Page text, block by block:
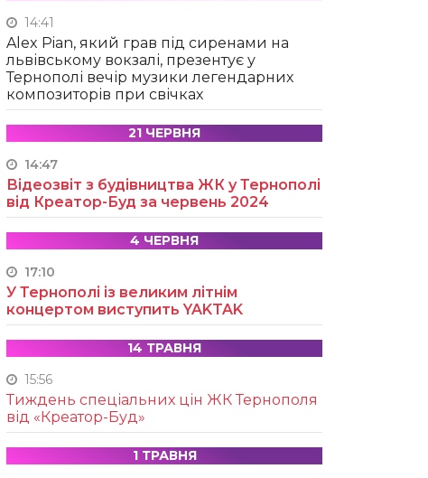
14:41
Alex Pian, який грав під сиренами на
львівському вокзалі, презентує у
Тернополі вечір музики легендарних
композиторів при свічках
21 ЧЕРВНЯ
14:47
Відеозвіт з будівництва ЖК у Тернополі
від Креатор-Буд за червень 2024
4 ЧЕРВНЯ
17:10
У Тернополі із великим літнім
концертом виступить YAKTAK
14 ТРАВНЯ
15:56
Тиждень спеціальних цін ЖК Тернополя
від «Креатор-Буд»
1 ТРАВНЯ